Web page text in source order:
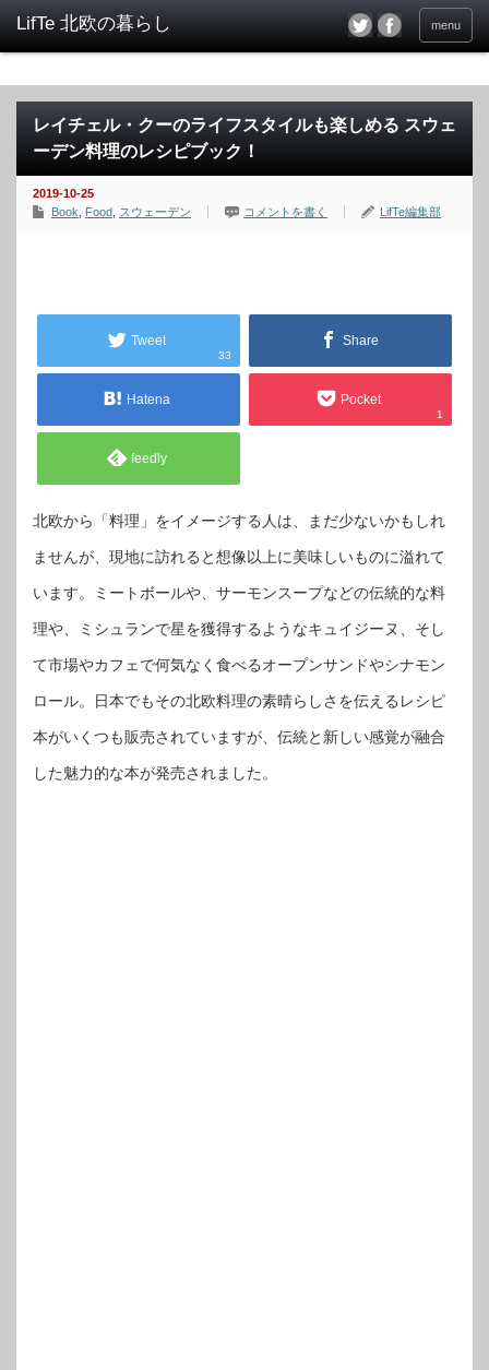
menu
レイチェル・クーのライフスタイルも楽しめる スウェ
ーデン料理のレシピブック！
2019-10-25
Book
Food スウェーデン コメントを書く LifTe編集部
Tweet
33
Share
Hatena Pocket
1
feedly
北欧から「料理」をイメージする人は、まだ少ないかもしれ
ませんが、現地に訪れると想像以上に美味しいものに溢れて
います。ミートボールや、サーモンスープなどの伝統的な料
理や、ミシュランで星を獲得するようなキュイジーヌ、そし
て市場やカフェで何気なく食べるオープンサンドやシナモン
ロール。日本でもその北欧料理の素晴らしさを伝えるレシピ
本がいくつも販売されていますが、伝統と新しい感覚が融合
した魅力的な本が発売されました。